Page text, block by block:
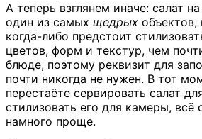
А теперь взглянем иначе: салат
один из самых щедрых
когда-либо предстоит
цветов, форм и текстур, чем
блюде, поэтому реквизит для
почти никогда не нужен. В тот
перестаёте сервировать салат
стилизовать его для камеры, всё
намного проще.